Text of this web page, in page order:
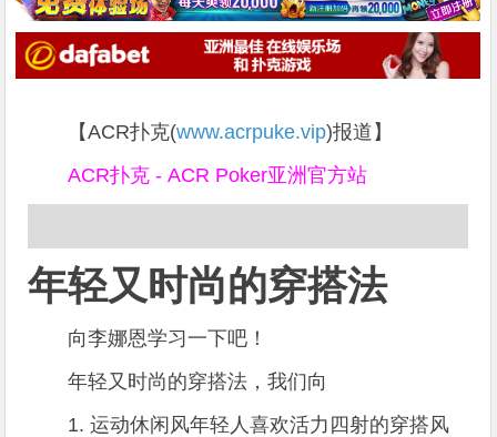
【ACR扑克(www.acrpuke.vip)报道】
ACR扑克 - ACR Poker亚洲官方站
年轻又时尚的穿搭法
向李娜恩学习一下吧！
年轻又时尚的穿搭法，我们向
1. 运动休闲风年轻人喜欢活力四射的穿搭风